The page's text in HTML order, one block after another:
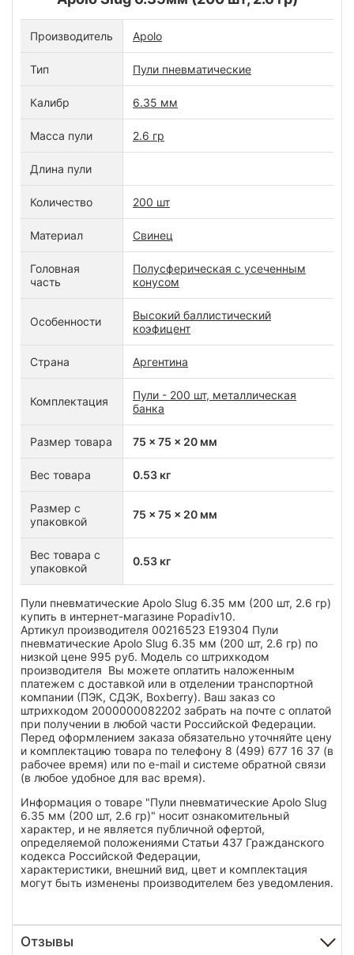
Производитель Apolo
Тип Пули пневматические
Калибр 6.35 мм
Масса пули 2.6 гр
Длина пули
Количество 200 шт
Материал Свинец
Головная
часть
Полусферическая с усеченным
конусом
Особенности
Высокий баллистический
коэфицент
Страна Аргентина
Комплектация
Пули - 200 шт, металлическая
банка
Размер товара 75 x 75 x 20 мм
Вес товара 0.53 кг
Размер с
упаковкой
75 x 75 x 20 мм
Вес товара с
упаковкой
0.53 кг
Пули пневматические Apolo Slug 6.35 мм (200 шт, 2.6 гр)
купить в интернет-магазине Popadiv10.
Артикул производителя 00216523 Е19304 Пули
пневматические Apolo Slug 6.35 мм (200 шт, 2.6 гр) по
низкой цене 995 руб. Модель со штрихкодом
производителя Вы можете оплатить наложенным
платежем с доставкой или в отделении транспортной
компании (ПЭК, СДЭК, Boxberry). Ваш заказ со
штрихкодом 2000000082202 забрать на почте с оплатой
при получении в любой части Российской Федерации.
Перед оформлением заказа обязательно уточняйте цену
и комплектацию товара по телефону 8 (499) 677 16 37 (в
рабочее время) или по e-mail и системе обратной связи
(в любое удобное для вас время).
Информация о товаре "Пули пневматические Apolo Slug
6.35 мм (200 шт, 2.6 гр)" носит ознакомительный
характер, и не является публичной офертой,
определяемой положениями Статьи 437 Гражданского
кодекса Российской Федерации,
характеристики, внешний вид, цвет и комплектация
могут быть изменены производителем без уведомления.
Отзывы